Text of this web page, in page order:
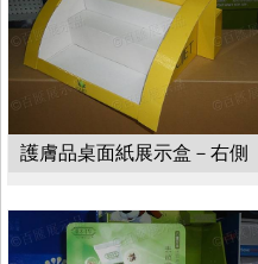
護膚品桌面紙展示盒－右側